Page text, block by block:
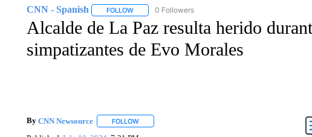
CNN - Spanish FOLLOWFOLLOW "CNN - SPANISH" TO RECEIVE
0 Followers
Alcalde de La Paz resulta herido
simpatizantes de Evo Morales
By CNN Newsource FOLLOWFOLLOW "" TO RECEIVE NOTIFICATIONS ABOUT NEW